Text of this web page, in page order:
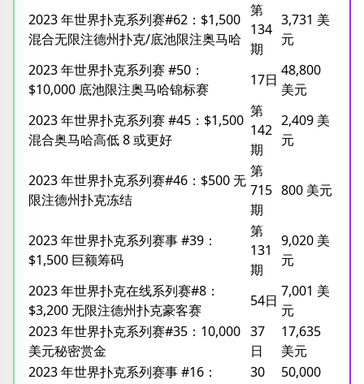
2023 年世界扑克系列赛#62：$1,500
混合无限注德州扑克/底池限注奥马哈
第
134
期
3,731 美
元
2023 年世界扑克系列赛 #50：
$10,000 底池限注奥马哈锦标赛
17日
48,800
美元
2023 年世界扑克系列赛 #45：$1,500
混合奥马哈高低 8 或更好
第
142
期
2,409 美
元
2023 年世界扑克系列赛#46：$500 无
限注德州扑克冻结
第
715
期
800 美元
2023 年世界扑克系列赛事 #39：
$1,500 巨额筹码
第
131
期
9,020 美
元
2023 年世界扑克在线系列赛#8：
$3,200 无限注德州扑克豪客赛
54日
7,001 美
元
2023 年世界扑克系列赛#35：10,000
美元秘密赏金
37
日
17,635
美元
2023 年世界扑克系列赛事 #16：
30
50,000